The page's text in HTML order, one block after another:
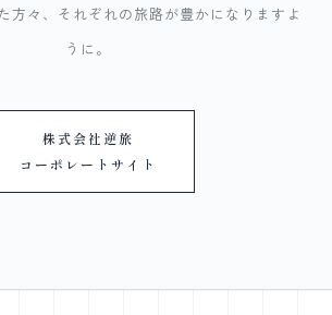
方々、それぞれの旅路が豊かになりますよ
うに。
株式会社逆旅
コーポレートサイト